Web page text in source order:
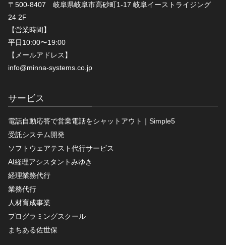
〒500-8407 岐阜県岐阜市高砂町1-17 岐阜イーストライジング
24 2F
【営業時間】
平日10:00〜19:00
【メールアドレス】
info@minna-systems.co.jp
サービス
電話自動応答で営業電話をシャットアウト｜Simple5
受託システム開発
ソフトウェアテスト代行サービス
AI経理アシスタントみゆき
経理業務代行
業務代行
人材育成事業
プログラミングスクール
まちある佐世保